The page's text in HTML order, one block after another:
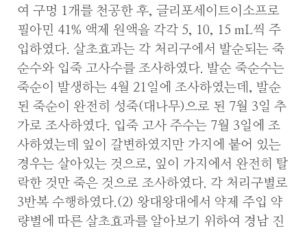
여 구멍 1개를 천공한 후, 글리포세이트이소프로
필아민 41% 액제 원액을 각각 5, 10, 15 mL씩 주
입하였다. 살초효과는 각 처리구에서 발순되는 죽
순수와 입죽 고사수를 조사하였다. 발순 죽순수는
죽순이 발생하는 4월 21일에 조사하였는데, 발순
된 죽순이 완전히 성죽(대나무)으로 된 7월 3일 추
가로 조사하였다. 입죽 고사 주수는 7월 3일에 조
사하였는데 잎이 갈변하였지만 가지에 붙어 있는
경우는 살아있는 것으로, 잎이 가지에서 완전히 탈
락한 것만 죽은 것으로 조사하였다. 각 처리구별로
3반복 수행하였다.(2) 왕대왕대에서 약제 주입 약
량별에 따른 살초효과를 알아보기 위하여 경남 진